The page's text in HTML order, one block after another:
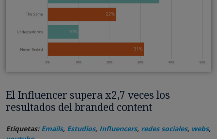
El Influencer supera x2,7 veces los
resultados del branded content
Etiquetas: Emails, Estudios, Influencers, redes sociales, webs,